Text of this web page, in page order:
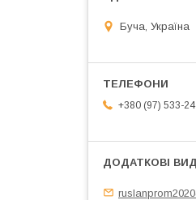
Буча, Україна
+380 (97) 533-